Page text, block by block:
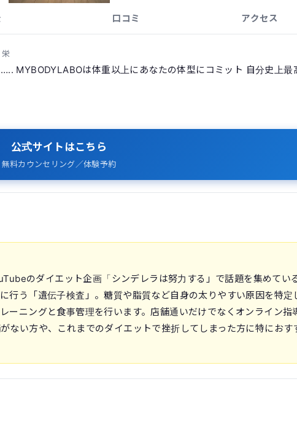
口コミ アクセス
MYBODYLABOは体重以上にあなたの体型にコミット 自分史上最
公式サイトはこちら
無料カウンセリング／体験予約
のダイエット企画「シンデレラは努力する」で話題を集めてい
行う「遺伝子検査」。糖質や脂質など自身の太りやすい原因を特定
ーニングと食事管理を行います。店舗通いだけでなくオンライン指
ない方や、これまでのダイエットで挫折してしまった方に特におす